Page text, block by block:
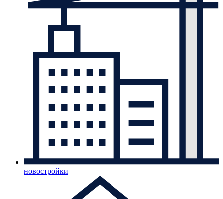
новостройки